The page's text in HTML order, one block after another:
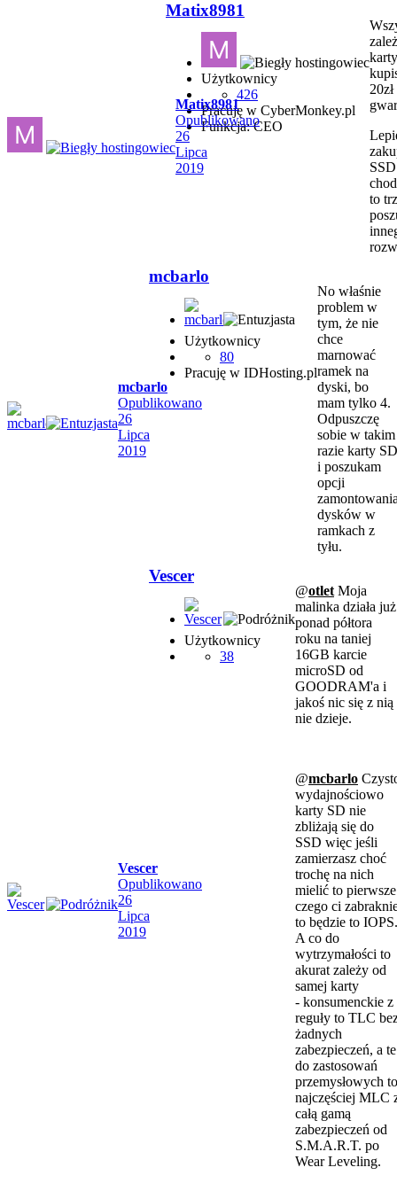
Matix8981
Opublikowano
26
Lipca
2019
Matix8981
Użytkownicy
426
Pracuję w CyberMonkey.pl
Funkcja: CEO
to
mcbarlo
Opublikowano
26
Lipca
2019
mcbarlo
Użytkownicy
80
Pracuję w IDHosting.pl
No właśnie
problem w
tym, że nie
chce
marnować
ramek na
dyski, bo
mam tylko 4.
Odpuszczę
sobie w takim
razie karty SD
i poszukam
opcji
dysków w
ramkach z
tyłu.
Vescer
Opublikowano
26
Lipca
2019
Vescer
Użytkownicy
38
@otlet Moja
malinka działa już
ponad półtora
roku na taniej
16GB karcie
microSD od
GOODRAM'a i
jakoś nic się z nią
nie dzieje.
@mcbarlo
wydajnościowo
karty SD nie
zbliżają się do
SSD więc jeśli
zamierzasz choć
trochę na nich
mielić to pierwsze
czego ci
to będzie to IOPS.
A co do
wytrzymałości to
akurat zależy od
samej karty
- konsumenckie z
reguły to TLC
żadnych
zabezpieczeń, a te
do zastosowań
przemysłowych to
najczęściej MLC
całą gamą
zabezpieczeń od
S.M.A.R.T. po
Wear Leveling.